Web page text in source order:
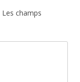
Les champs